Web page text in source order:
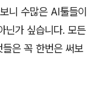
니 수많은 AI툴들이
닌가 싶습니다. 모든
은 꼭 한번은 써보